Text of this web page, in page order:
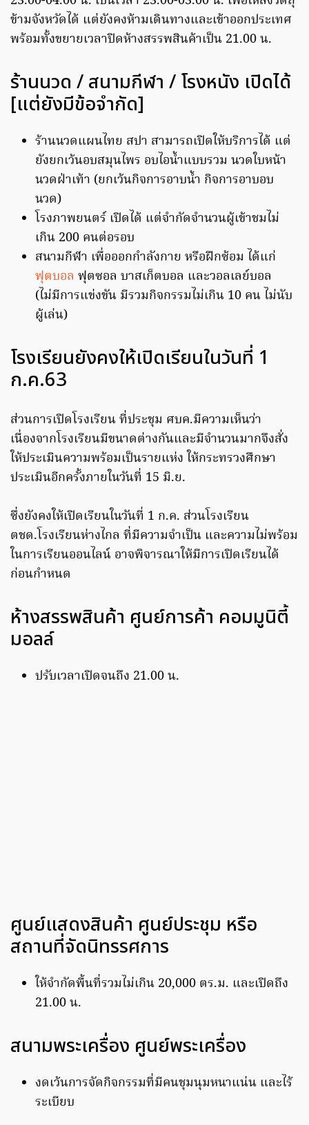
ข้ามจังหวัดได้ แต่ยังคงห้ามเดินทางและเข้าออกประเทศ
พร้อมทั้งขยายเวลาปิดห้างสรรพสินค้าเป็น 21.00 น.
ร้านนวด / สนามกีฬา / โรงหนัง เปิดได้
[แต่ยังมีข้อจำกัด]
ร้านนวดแผนไทย สปา สามารถเปิดให้บริการได้ แต่
ยังยกเว้นอบสมุนไพร อบไอน้ำแบบรวม นวดใบหน้า
นวดฝ่าเท้า (ยกเว้นกิจการอาบน้ำ กิจการอาบอบ
นวด)
โรงภาพยนตร์ เปิดได้ แต่จำกัดจำนวนผู้เข้าชมไม่
เกิน 200 คนต่อรอบ
สนามกีฬา เพื่อออกกำลังกาย หรือฝึกซ้อม ได้แก่
ฟุตบอล ฟุตซอล บาสเก็ตบอล และวอลเลย์บอล
(ไม่มีการแข่งขัน มีรวมกิจกรรมไม่เกิน 10 คน ไม่นับ
ผู้เล่น)
โรงเรียนยังคงให้เปิดเรียนในวันที่ 1
ก.ค.63
ส่วนการเปิดโรงเรียน ที่ประชุม ศบค.มีความเห็นว่า
เนื่องจากโรงเรียนมีขนาดต่างกันและมีจำนวนมากจึงสั่ง
ให้ประเมินความพร้อมเป็นรายแห่ง ให้กระทรวงศึกษา
ประเมินอีกครั้งภายในวันที่ 15 มิ.ย.
ซึ่งยังคงให้เปิดเรียนในวันที่ 1 ก.ค. ส่วนโรงเรียน
ตชด.โรงเรียนห่างไกล ที่มีความจำเป็น และความไม่พร้อม
ในการเรียนออนไลน์ อาจพิจารณาให้มีการเปิดเรียนได้
ก่อนกำหนด
ห้างสรรพสินค้า ศูนย์การค้า คอมมูนิตี้
มอลล์
ปรับเวลาเปิดจนถึง 21.00 น.
ศูนย์แสดงสินค้า ศูนย์ประชุม หรือ
สถานที่จัดนิทรรศการ
ให้จำกัดพื้นที่รวมไม่เกิน 20,000 ตร.ม. และเปิดถึง
21.00 น.
สนามพระเครื่อง ศูนย์พระเครื่อง
งดเว้นการจัดกิจกรรมที่มีคนชุมนุมหนาแน่น และไร้
ระเบียบ